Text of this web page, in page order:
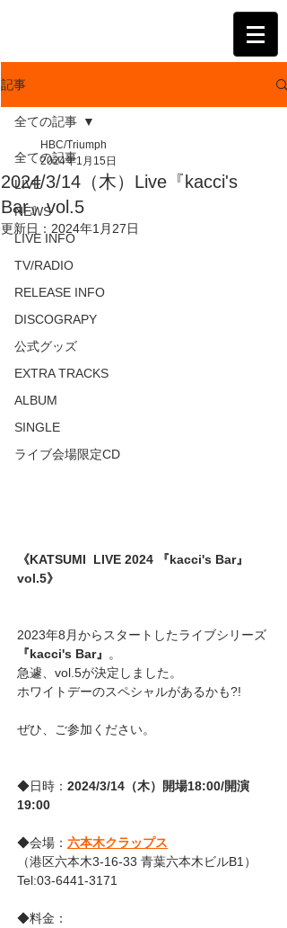
記事
全ての記事
LIVE
NEWS
LIVE INFO
TV/RADIO
RELEASE INFO
DISCOGRAPY
公式グッズ
EXTRA TRACKS
ALBUM
SINGLE
ライブ会場限定CD
全ての記事
2024/3/14（木）Live『kacci's
Bar』vol.5
HBC/Triumph
2024年1月15日
更新日： 2024年1月27日
《KATSUMI  LIVE 2024 『kacci's Bar』
vol.5》
2023年8月からスタートしたライブシリーズ
『kacci's Bar』
。
急遽、vol.5が決定しました。
ホワイトデーのスペシャルがあるかも?!
ぜひ、ご参加ください。
◆日時： 2024/3/14（木）開場18:00/開演
19:00
◆会場： 六本木クラップス
（港区六本木3-16-33 青葉六本木ビルB1）
Tel:03-6441-3171
◆料金：